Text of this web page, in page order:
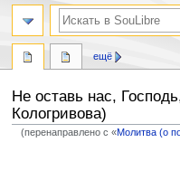
Не оставь нас,
Кологривова)
(перенаправлено с «Молитва (о
ещё